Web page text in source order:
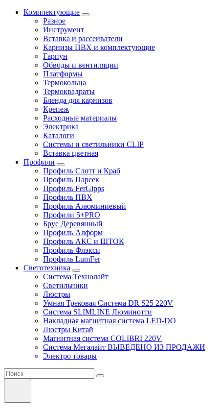
Комплектующие
Разное
Инструмент
Вставка и рассеиватели
Карнизы ПВХ и комплектующие
Гарпун
Обводы и вентиляции
Платформы
Термокольца
Термоквадраты
Бленда для карнизов
Крепеж
Расходные материалы
Электрика
Каталоги
Системы и светильники CLIP
Вставка цветная
Профили
Профиль Слотт и Краб
Профиль Парсек
Профиль FerGipps
Профиль ПВХ
Профиль Алюминиевый
Профили 5+PRO
Брус Деревянный
Профиль Алформ
Профиль АКС и ШТОК
Профиль Флэкси
Профиль LumFer
Светотехника
Система Технолайт
Светильники
Люстры
Умная Трековая Система DR S25 220V
Система SLIMLINE Люминотти
Накладная магнитная система LED-DO
Люстры Китай
Магнитная система COLIBRI 220V
Система Мегалайт ВЫВЕДЕНО ИЗ ПРОДАЖИ
Электро товары